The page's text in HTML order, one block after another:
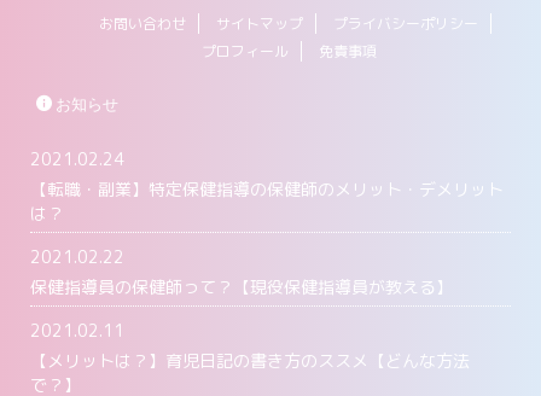
お問い合わせ サイトマップ
プライバシーポリシー
プロフィール
免責事項
お知らせ
2021.02.24
【転職・副業】特定保健指導の保健師のメリット・デメリット
は？
2021.02.22
保健指導員の保健師って？【現役保健指導員が教える】
2021.02.11
【メリットは？】育児日記の書き方のススメ【どんな方法
で？】